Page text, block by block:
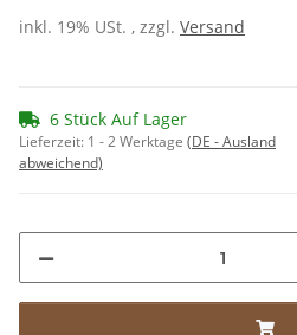
inkl. 19% USt. , zzgl. Versand
6 Stück Auf Lager
Lieferzeit: 1 - 2 Werktage (DE - Ausland
abweichend)